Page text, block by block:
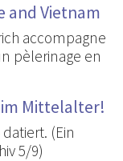
and Vietnam
accompagne
pèlerinage en
Mittelalter!
(Ein
5/9)